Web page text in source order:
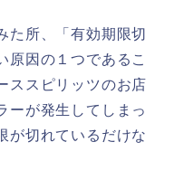
た所、「有効期限切
原因の１つであるこ
ススピリッツのお店
ーが発生してしまっ
が切れているだけな